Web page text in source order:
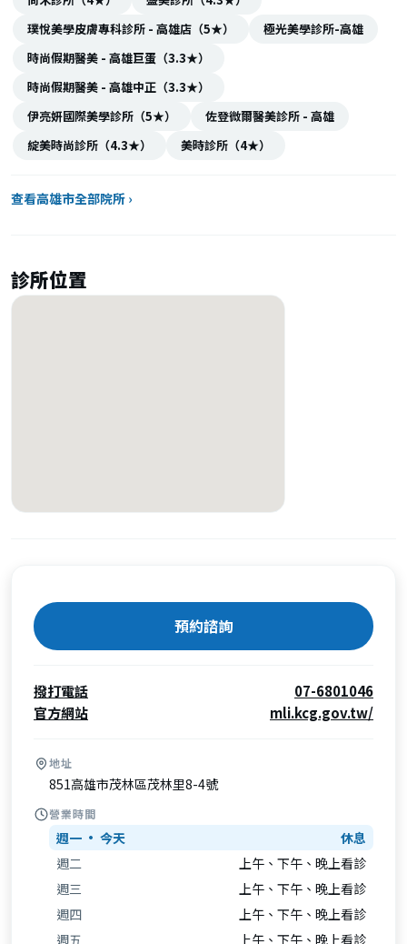
璞悅美學皮膚專科診所 - 高雄店（5★）
極光美學診所-高雄
時尚假期醫美 - 高雄巨蛋（3.3★）
時尚假期醫美 - 高雄中正（3.3★）
伊亮妍國際美學診所（5★）
佐登微爾醫美診所 - 高雄
綻美時尚診所（4.3★）
美時診所（4★）
查看高雄市全部院所 ›
診所位置
預約諮詢
撥打電話
07-6801046
官方網站
mli.kcg.gov.tw/
地址
851高雄市茂林區茂林里8-4號
營業時間
週一
休息
週二
上午、下午、晚上看診
週三
上午、下午、晚上看診
週四
上午、下午、晚上看診
週五
上午、下午、晚上看診